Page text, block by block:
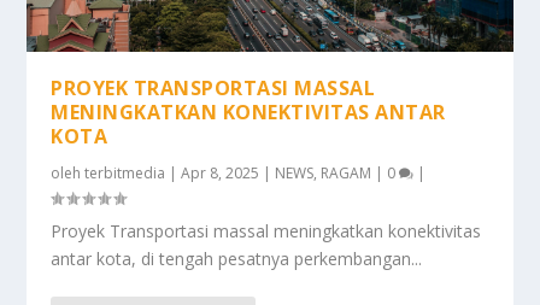
PROYEK TRANSPORTASI MASSAL
MENINGKATKAN KONEKTIVITAS ANTAR
KOTA
olehterbitmedia |Apr 8, 2025 | NEWS, RAGAM | 0 |
Proyek Transportasi massal meningkatkan konektivitas
antar kota, di tengah pesatnya perkembangan...